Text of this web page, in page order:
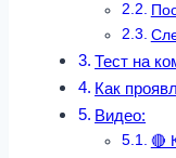
Тест на
Как
Видео:
🔴